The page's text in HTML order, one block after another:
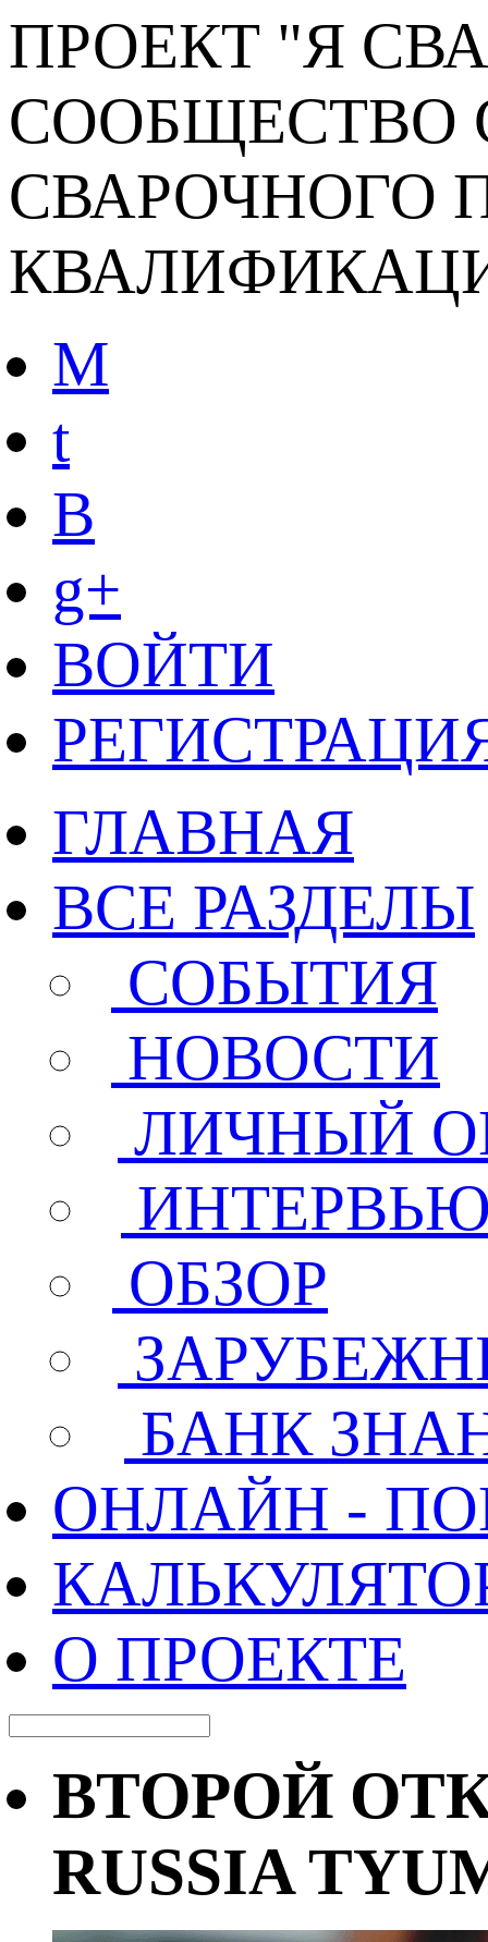
ПРОЕКТ "Я
СООБЩЕСТВО
СВАРОЧНОГО
M
t
B
g+
ВОЙТИ
ГЛАВНАЯ
ВСЕ РАЗДЕЛЫ
СОБЫТИЯ
НОВОСТИ
ЛИЧНЫЙ
ОБЗОР
БАНК
ОНЛАЙН -
О ПРОЕКТЕ
ВТОРОЙ
RUSSIA